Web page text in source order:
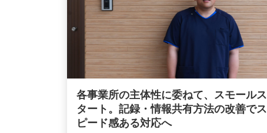
各事業所の主体性に委ねて、スモールス
タート。記録・情報共有方法の改善でス
ピード感ある対応へ